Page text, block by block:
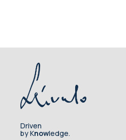
Driven
by Knowledge.